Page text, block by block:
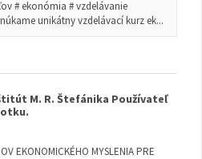
# ekonómia # vzdelávanie
unikátny vzdelávací kurz ek...
M. R. Štefánika Používateľ
EKONOMICKÉHO MYSLENIA PRE